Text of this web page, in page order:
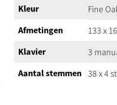
Kleur
Fine
Afmetingen
133 x
Klavier
3
Aantal stemmen 38 x 4